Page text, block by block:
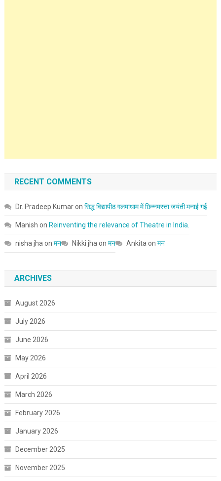
RECENT COMMENTS
Dr. Pradeep Kumaron सिद्ध विद्यापीठ गलमाधाम में छिन्नमस्ता जयंती मनाई गई
Manish on Reinventing the relevance of Theatre in India.
nisha jha on मन Nikki jha on मन Ankita on मन
ARCHIVES
August 2026
July 2026
June 2026
May 2026
April 2026
March 2026
February 2026
January 2026
December 2025
November 2025